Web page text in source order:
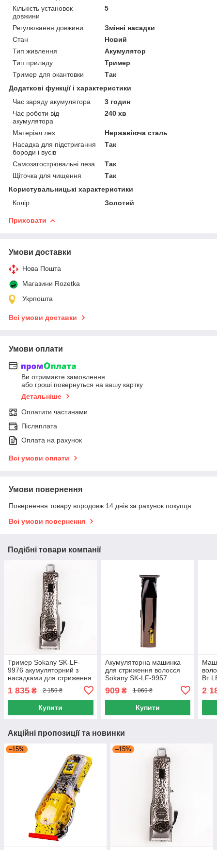
Кількість установок
довжини
5
Регулювання довжини
Змінні насадки
Стан
Новий
Тип живлення
Акумулятор
Тип приладу
Тример
Тример для окантовки
Так
Додаткові функції і характеристики
Час заряду акумулятора
3 годин
Час роботи від
акумулятора
240 хв
Матеріал лез
Нержавіюча сталь
Насадка для підстригання
бороди і вусів
Так
Самозагострювальні леза
Так
Щіточка для чищення
Так
Користувальницькі характеристики
Колір
Золотий
Приховати
Умови доставки
Нова Пошта
Магазини Rozetka
Укрпошта
Всі умови доставки
Умови оплати
Ви отримаєте замовлення
або гроші повернуться на вашу картку
Детальніше
Оплатити частинами
Післяплата
Оплата на рахунок
Всі умови оплати
Умови повернення
Повернення товару впродовж 14 днів за рахунок покупця
Всі умови повернення
Подібні товари компанії
Тример Sokany SK-LF-
9976 акумуляторний з
насадками для стриження
волосся USB бездротова
машинка 240 хвилин
1 835 ₴ 2 159 ₴
Купити
Акумуляторна машинка
для стриження волосся
Sokany SK-LF-9957
потужний тример з LED-
дисплеєм і насадками
909₴ 1 069 ₴
Купити
Вт
2
Акційні пропозиції та новинки
–15% –15%